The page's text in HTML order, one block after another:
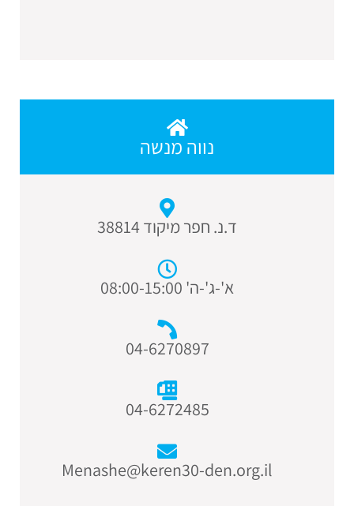
נווה מנשה
ד.נ. חפר מיקוד 38814
א'-ג'-ה' 08:00-15:00
04-6270897
04-6272485
Menashe@keren30-den.org.il